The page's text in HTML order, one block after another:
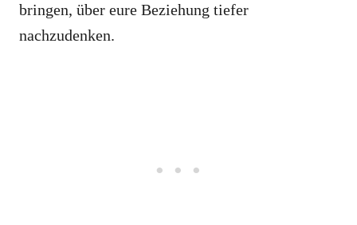
bringen, über eure Beziehung tiefer
nachzudenken.